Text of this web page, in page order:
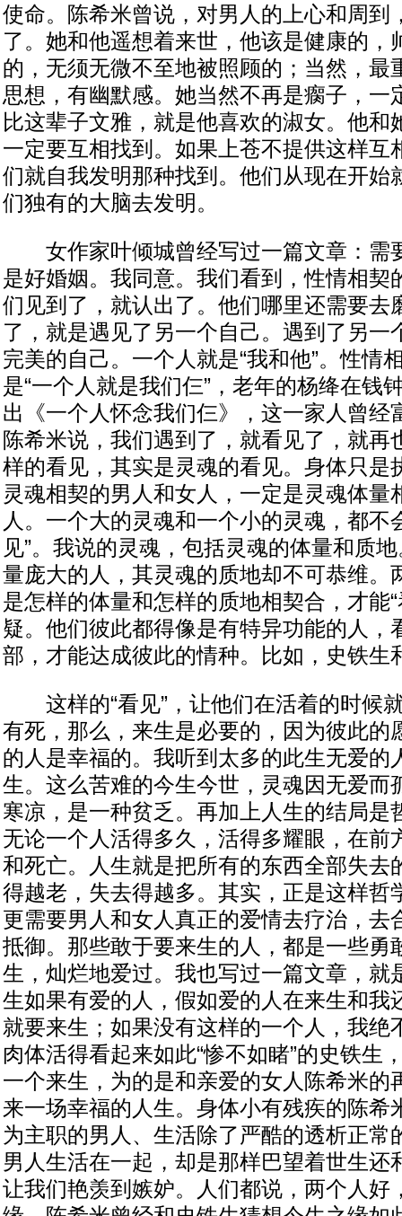
使命。陈希米曾说，对男人的上心和周到
了。她和他遥想着来世，他该是健康的，
的，无须无微不至地被照顾的；当然，最
思想，有幽默感。她当然不再是瘸子，一
比这辈子文雅，就是他喜欢的淑女。他和
一定要互相找到。如果上苍不提供这样互
们就自我发明那种找到。他们从现在开始
们独有的大脑去发明。
女作家叶倾城曾经写过一篇文章：需
是好婚姻。我同意。我们看到，性情相契
们见到了，就认出了。他们哪里还需要去
了，就是遇见了另一个自己。遇到了另一
完美的自己。一个人就是“我和他”。性情
是“一个人就是我们仨”，老年的杨绛在钱
出《一个人怀念我们仨》，这一家人曾经
陈希米说，我们遇到了，就看见了，就再
样的看见，其实是灵魂的看见。身体只是
灵魂相契的男人和女人，一定是灵魂体量
人。一个大的灵魂和一个小的灵魂，都不
见”。我说的灵魂，包括灵魂的体量和质
量庞大的人，其灵魂的质地却不可恭维。
是怎样的体量和怎样的质地相契合，才能
疑。他们彼此都得像是有特异功能的人，
部，才能达成彼此的情种。比如，史铁生
这样的“看见”，让他们在活着的时候
有死，那么，来生是必要的，因为彼此的
的人是幸福的。我听到太多的此生无爱的
生。这么苦难的今生今世，灵魂因无爱而
寒凉，是一种贫乏。再加上人生的结局是
无论一个人活得多久，活得多耀眼，在前
和死亡。人生就是把所有的东西全部失去
得越老，失去得越多。其实，正是这样哲
更需要男人和女人真正的爱情去疗治，去
抵御。那些敢于要来生的人，都是一些勇
生，灿烂地爱过。我也写过一篇文章，就
生如果有爱的人，假如爱的人在来生和我
就要来生；如果没有这样的一个人，我绝
肉体活得看起来如此“惨不如睹”的史铁生
一个来生，为的是和亲爱的女人陈希米的
来一场幸福的人生。身体小有残疾的陈希
为主职的男人、生活除了严酷的透析正常
男人生活在一起，却是那样巴望着世生还
让我们艳羡到嫉妒。人们都说，两个人好